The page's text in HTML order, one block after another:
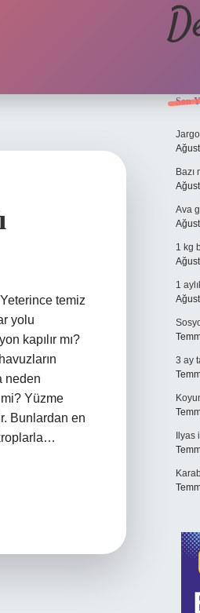
temiz
yolu
kapılır mı?
neden
Yüzme
Bunlardan en
Son
Bazı
Ava
1 kg
1
3 ay